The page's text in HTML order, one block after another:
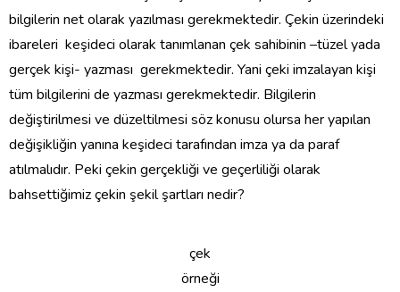
bilgilerin net olarak yazılması gerekmektedir. Çekin üzerindeki
ibareleri keşideci olarak tanımlanan çek sahibinin –tüzel yada
gerçek kişi- yazması gerekmektedir. Yani çeki imzalayan kişi
tüm bilgilerini de yazması gerekmektedir. Bilgilerin
değiştirilmesi ve düzeltilmesi söz konusu olursa her yapılan
değişikliğin yanına keşideci tarafından imza ya da paraf
atılmalıdır. Peki çekin gerçekliği ve geçerliliği olarak
bahsettiğimiz çekin şekil şartları nedir?
çek
örneği